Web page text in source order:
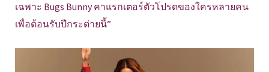
เฉพาะ Bugs Bunny คาแรกเตอร์ตัวโปรดของใครหลายคน
เพื่อต้อนรับปีกระต่ายนี้”